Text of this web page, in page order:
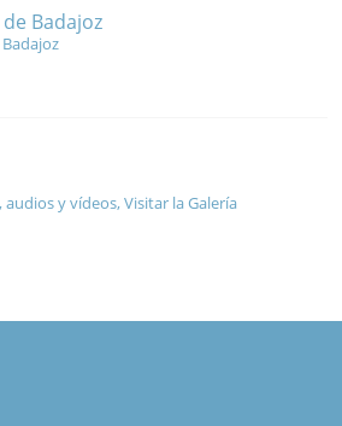
Badajoz
audios y vídeos, Visitar la Galería